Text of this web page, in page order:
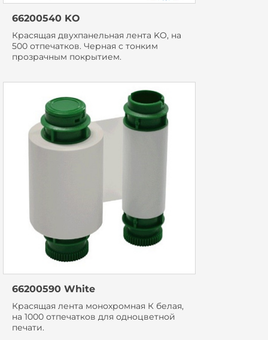
66200540 KO
Красящая двухпанельная лента KO, на
500 отпечатков. Черная с тонким
прозрачным покрытием.
66200590 White
Красящая лента монохромная К белая,
на 1000 отпечатков для одноцветной
печати.